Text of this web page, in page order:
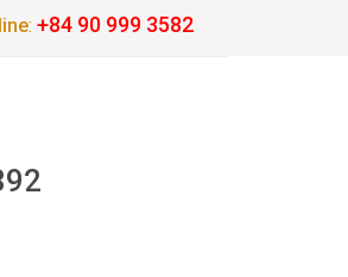
: +84 90 999 3582